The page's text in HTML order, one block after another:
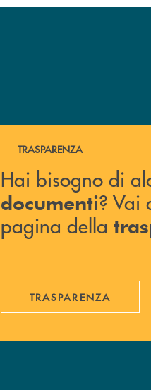
Hai bisogno di alcuni
TRASPARENZA
Hai bisogno di
documenti? Vai
pagina della
TRASPARENZA